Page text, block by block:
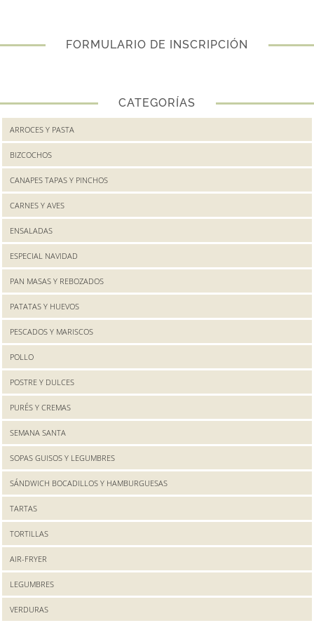
FORMULARIO DE INSCRIPCIÓN
CATEGORÍAS
ARROCES Y PASTA
BIZCOCHOS
CANAPES TAPAS Y PINCHOS
CARNES Y AVES
ENSALADAS
ESPECIAL NAVIDAD
PAN MASAS Y REBOZADOS
PATATAS Y HUEVOS
PESCADOS Y MARISCOS
POLLO
POSTRE Y DULCES
PURÉS Y CREMAS
SEMANA SANTA
SOPAS GUISOS Y LEGUMBRES
SÁNDWICH BOCADILLOS Y HAMBURGUESAS
TARTAS
TORTILLAS
AIR-FRYER
LEGUMBRES
VERDURAS